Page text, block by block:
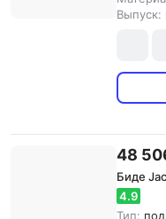
Выпуск:
48
Биде
4.9
Тип: